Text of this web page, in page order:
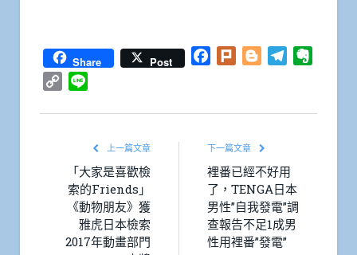
Share Post Facebook
Plurk BloggerTelegram
Copy
上一篇文章
「大家是喜歡檢
索的Friends」
《動物朋友》獲
雅虎日本檢索
2017年動畫部門
下一篇文章
裡番已經不好用
了，TENGA日本
男性”自我發電”調
查報告不足1成男
性用裡番”發電”